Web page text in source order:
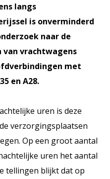
langs
is onverminderd
naar de
vrachtwagens
met
en A28.
uren is deze
verzorgingsplaatsen
Op een groot aantal
uren het aantal
tellingen blijkt dat op